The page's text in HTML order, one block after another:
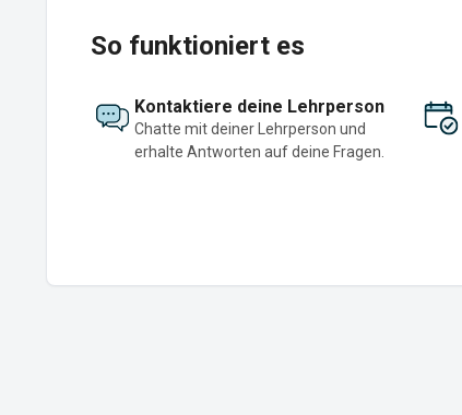
So funktioniert es
Kontaktiere deine Lehrperson
Chatte mit deiner Lehrperson und
erhalte Antworten auf deine Fragen.